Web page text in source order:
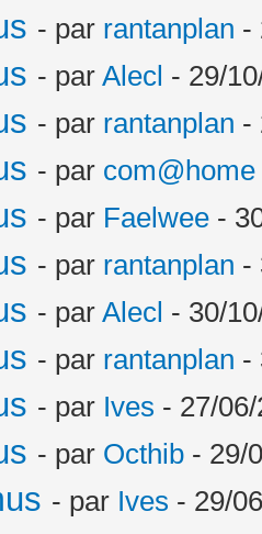
- par rantanplan -
- par Alecl - 29/
- par rantanplan -
- par com@home
- par Faelwee -
- par rantanplan -
- par Alecl - 30/
- par rantanplan -
- par Ives - 27/
- par Octhib - 29/
- par Ives - 29/